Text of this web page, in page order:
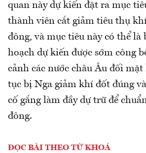
quan này dự kiến đặt ra mục
thành viên cắt giảm tiêu thụ
đông, và mục tiêu này có thể là
hoạch dự kiến được sớm công
cảnh các nước châu Âu đối
tục bị Nga giảm khí đốt đúng
cố gắng làm đầy dự trữ để
đông.
ĐỌC BÀI THEO TỪ KHOÁ